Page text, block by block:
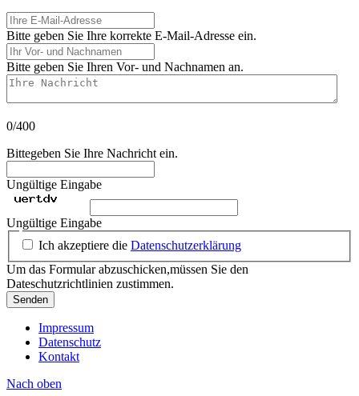
Ihre E-Mail-Adresse
Bitte geben Sie Ihre korrekte E-Mail-Adresse ein.
Ihr Vor- und Nachnamen
Bitte geben Sie Ihren Vor- und Nachnamen an.
Ihre Nachricht
0/400
Bittegeben Sie Ihre Nachricht ein.
Ungültige Eingabe
Ungültige Eingabe
Ich akzeptiere die Datenschutzerklärung
Um das Formular abzuschicken,müssen Sie den
Dateschutzrichtlinien zustimmen.
Senden
Impressum
Datenschutz
Kontakt
Nach oben